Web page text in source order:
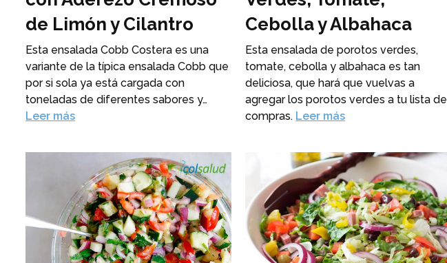
de Limón y Cilantro
Esta ensalada Cobb Costera es una
variante de la típica ensalada Cobb que
por si sola ya está cargada con
toneladas de diferentes sabores y…
Leer más
Cebolla y Albahaca
Esta ensalada de porotos verdes,
tomate, cebolla y albahaca es tan
deliciosa, que hará que vuelvas a
agregar los porotos verdes a tu lista de
compras. Leer más